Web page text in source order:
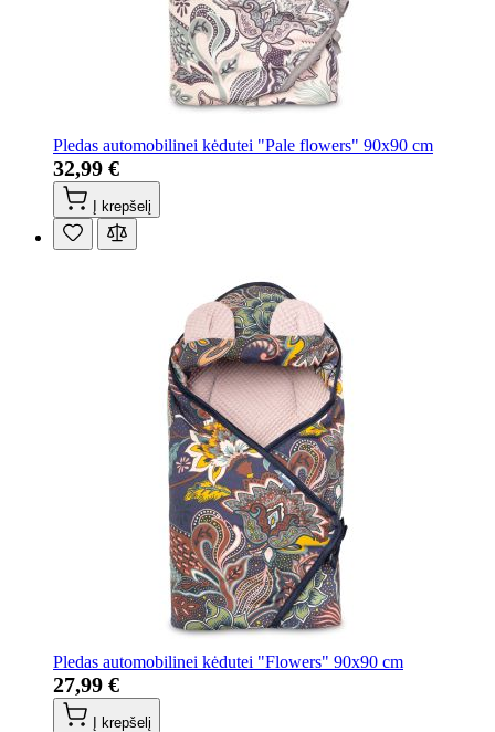
Pledas automobilinei kėdutei "Pale flowers" 90x90 cm
32,99 €
Į krepšelį
Pledas automobilinei kėdutei "Flowers" 90x90 cm
27,99 €
Į krepšelį